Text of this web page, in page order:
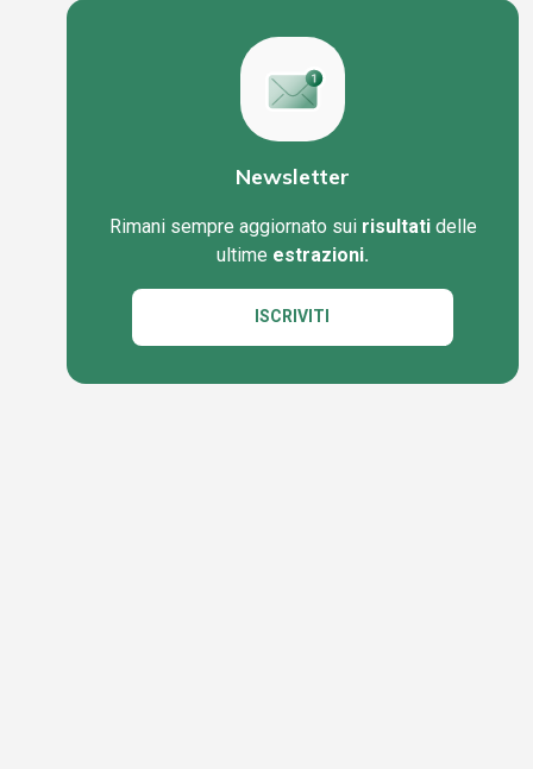
Newsletter
Rimani sempre aggiornato sui risultatidelle
ultime estrazioni.
ISCRIVITI